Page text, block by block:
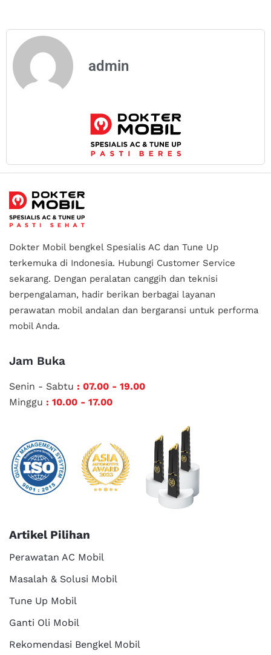
admin
Dokter Mobil bengkel Spesialis AC dan Tune Up
terkemuka di Indonesia. Hubungi Customer Service
sekarang. Dengan peralatan canggih dan teknisi
berpengalaman, hadir berikan berbagai layanan
perawatan mobil andalan dan bergaransi untuk performa
mobil Anda.
Jam Buka
Senin - Sabtu : 07.00 - 19.00
Minggu : 10.00 - 17.00
Artikel Pilihan
Perawatan AC Mobil
Masalah & Solusi Mobil
Tune Up Mobil
Ganti Oli Mobil
Rekomendasi Bengkel Mobil